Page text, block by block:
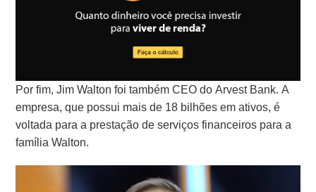
Por fim, Jim Walton foi também CEO do Arvest Bank. A
empresa, que possui mais de 18 bilhões em ativos, é
voltada para a prestação de serviços financeiros para a
família Walton.